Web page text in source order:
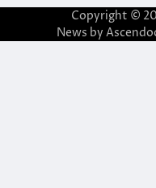
Copyright ©
News by